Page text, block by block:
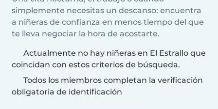
simplemente necesitas un descanso: encuentra
a niñeras de confianza en menos tiempo del que
te lleva negociar la hora de acostarte.
Actualmente no hay niñeras en El Estrallo que
coincidan con estos criterios de búsqueda.
Todos los miembros completan la verificación
obligatoria de identificación